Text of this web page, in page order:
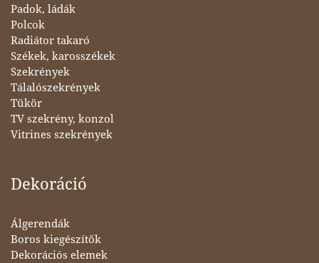
Padok, ládák
Polcok
Radiátor takaró
Székek, karosszékek
Szekrények
Tálalószekrények
Tükör
TV szekrény, konzol
Vitrines szekrények
Dekoráció
Álgerendák
Boros kiegészítők
Dekorációs elemek